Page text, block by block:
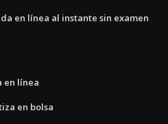
en línea al instante sin examen
en línea
en bolsa